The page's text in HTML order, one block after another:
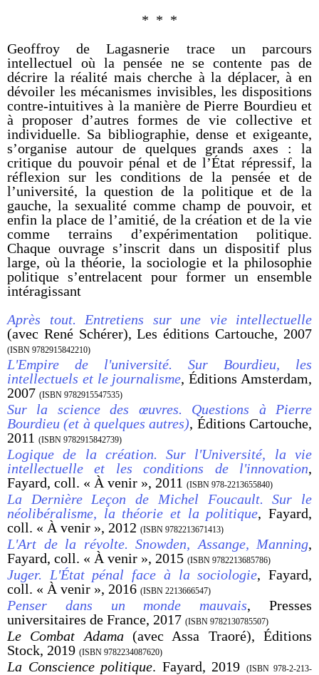
* * *
Geoffroy de Lagasnerie trace un parcours
intellectuel où la pensée ne se contente pas de
décrire la réalité mais cherche à la déplacer, à en
dévoiler les mécanismes invisibles, les dispositions
contre-intuitives à la manière de Pierre Bourdieu et
à proposer d’autres formes de vie collective et
individuelle. Sa bibliographie, dense et exigeante,
s’organise autour de quelques grands axes : la
critique du pouvoir pénal et de l’État répressif, la
réflexion sur les conditions de la pensée et de
l’université, la question de la politique et de la
gauche, la sexualité comme champ de pouvoir, et
enfin la place de l’amitié, de la création et de la vie
comme terrains d’expérimentation politique.
Chaque ouvrage s’inscrit dans un dispositif plus
large, où la théorie, la sociologie et la philosophie
politique s’entrelacent pour former un ensemble
intéragissant
Après tout. Entretiens sur une vie intellectuelle
(avec René Schérer), Les éditions Cartouche, 2007
(ISBN 9782915842210)
L'Empire de l'université. Sur Bourdieu, les
intellectuels et le journalisme, Éditions Amsterdam,
2007 (ISBN 9782915547535)
Sur la science des œuvres. Questions à Pierre
Bourdieu (et à quelques autres), Éditions Cartouche,
2011 (ISBN 9782915842739)
Logique de la création. Sur l'Université, la vie
intellectuelle et les conditions de l'innovation,
Fayard, coll. « À venir », 2011 (ISBN 978-2213655840)
La Dernière Leçon de Michel Foucault. Sur le
néolibéralisme, la théorie et la politique, Fayard,
coll. « À venir », 2012 (ISBN 9782213671413)
L'Art de la révolte. Snowden, Assange, Manning,
Fayard, coll. « À venir », 2015 (ISBN 9782213685786)
Juger. L'État pénal face à la sociologie, Fayard,
coll. « À venir », 2016 (ISBN 2213666547)
Penser dans un monde mauvais, Presses
universitaires de France, 2017 (ISBN 9782130785507)
Le Combat Adama(avec Assa Traoré), Éditions
Stock, 2019 (ISBN 9782234087620)
La Conscience politique. Fayard, 2019
(ISBN 978-2-213-